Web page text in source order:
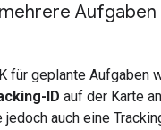
Aufgaben
für geplante Aufgaben
ID auf der Karte
auch eine